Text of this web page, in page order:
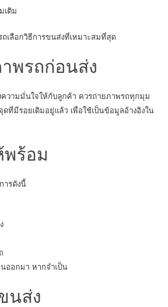
เติม
เลือกวิธีการขนส่งที่เหมาะสมที่สุด
พรถก่อนส่ง
ความมั่นใจให้กับลูกค้า ควรถ่ายภาพรถทุกมุม
ที่มีรอยเดิมอยู่แล้ว เพื่อใช้เป็นข้อมูลอ้างอิงใน
พร้อม
ารดังนี้
ออกมา หากจำเป็น
นส่ง